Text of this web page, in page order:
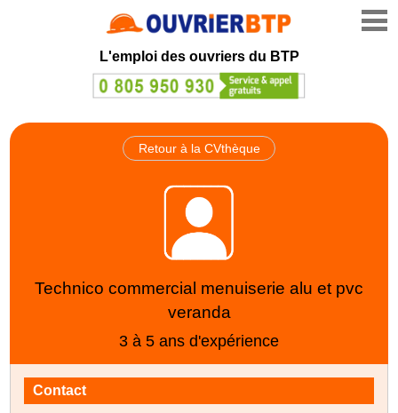
L'emploi des ouvriers du BTP
Retour à la CVthèque
Technico commercial menuiserie alu et pvc
veranda
3 à 5 ans d'expérience
Contact